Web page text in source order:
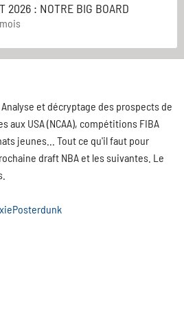
2026 : NOTRE BIG BOARD
et décryptage des prospects de
aux USA (NCAA), compétitions FIBA
jeunes... Tout ce qu'il faut pour
draft NBA et les suivantes. Le